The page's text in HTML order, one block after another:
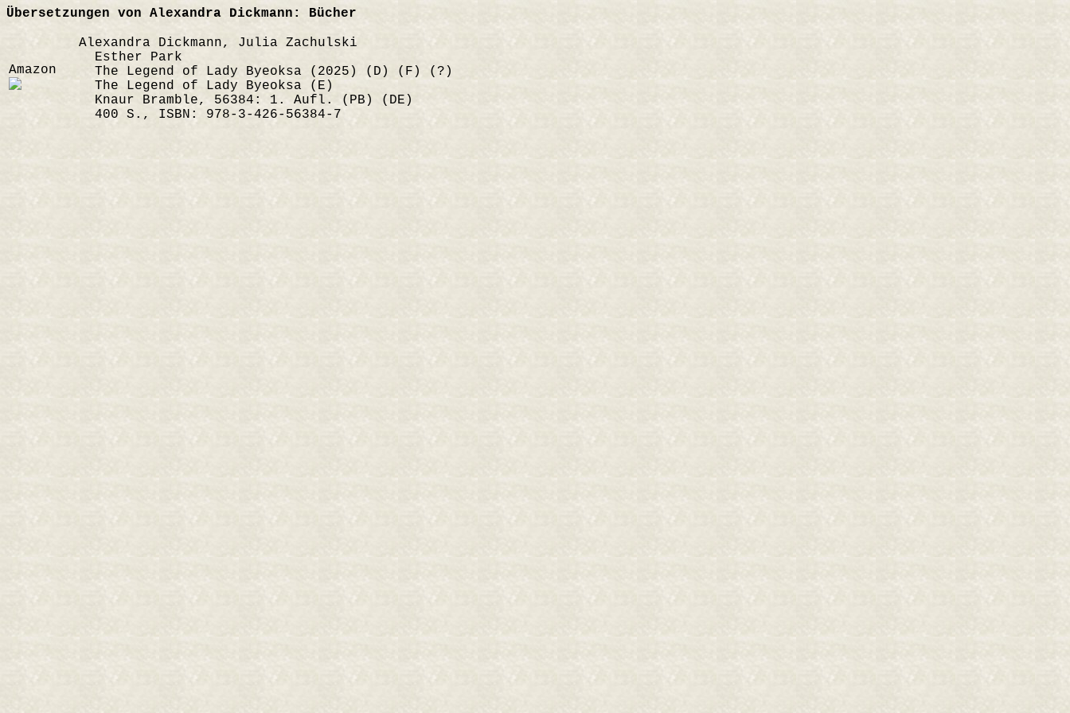
Übersetzungen von Alexandra Dickmann: Bücher
Amazon
Alexandra Dickmann, Julia Zachulski
Esther Park
The Legend of Lady Byeoksa (2025) (D) (F) (?)
The Legend of Lady Byeoksa (E)
Knaur Bramble, 56384: 1. Aufl. (PB) (DE)
400 S., ISBN: 978-3-426-56384-7